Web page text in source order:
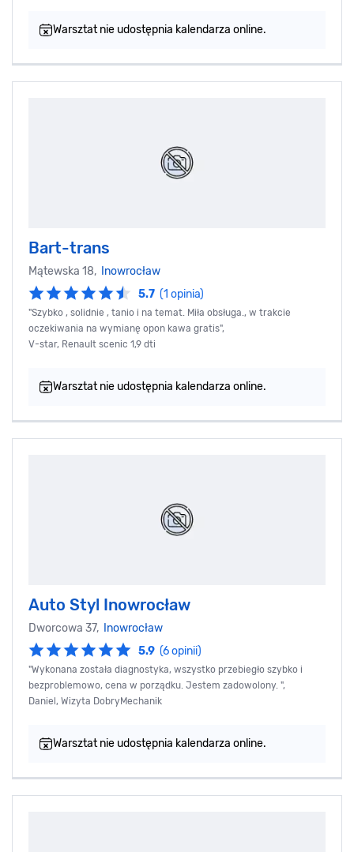
Warsztat nie udostępnia kalendarza online.
Bart-trans
Mątewska 18,
Inowrocław
5.7 (1 opinia)
"Szybko , solidnie , tanio i na temat. Miła obsługa., w trakcie
oczekiwania na wymianę opon kawa gratis",
V-star, Renault scenic 1,9 dti
Warsztat nie udostępnia kalendarza online.
Auto Styl Inowrocław
Dworcowa 37,
Inowrocław
5.9 (6 opinii)
"Wykonana została diagnostyka, wszystko przebiegło szybko i
bezproblemowo, cena w porządku. Jestem zadowolony. ",
Daniel, Wizyta DobryMechanik
Warsztat nie udostępnia kalendarza online.